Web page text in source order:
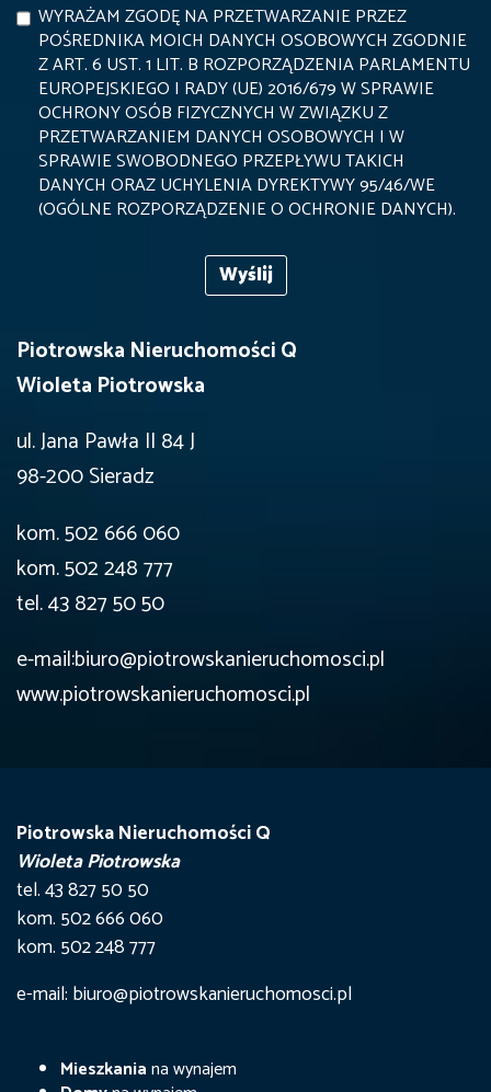
WYRAŻAM ZGODĘ NA PRZETWARZANIE PRZEZ
POŚREDNIKA MOICH DANYCH OSOBOWYCH ZGODNIE
Z ART. 6 UST. 1 LIT. B ROZPORZĄDZENIA PARLAMENTU
EUROPEJSKIEGO I RADY (UE) 2016/679 W SPRAWIE
OCHRONY OSÓB FIZYCZNYCH W ZWIĄZKU Z
PRZETWARZANIEM DANYCH OSOBOWYCH I W
SPRAWIE SWOBODNEGO PRZEPŁYWU TAKICH
DANYCH ORAZ UCHYLENIA DYREKTYWY 95/46/WE
(OGÓLNE ROZPORZĄDZENIE O OCHRONIE DANYCH).
Piotrowska Nieruchomości Q
Wioleta Piotrowska
ul. Jana Pawła II 84 J
98-200 Sieradz
kom. 502 666 060
kom. 502 248 777
tel. 43 827 50 50
e-mail:biuro@piotrowskanieruchomosci.pl
www.piotrowskanieruchomosci.pl
Piotrowska Nieruchomości Q
Wioleta Piotrowska
tel. 43 827 50 50
kom. 502 666 060
kom. 502 248 777
e-mail: biuro@piotrowskanieruchomosci.pl
Mieszkaniana wynajem